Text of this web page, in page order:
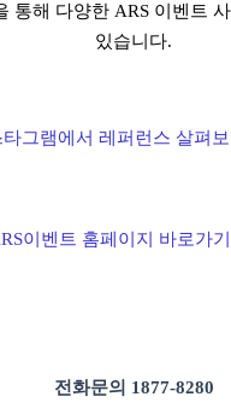
통해 다양한 ARS 이벤트
있습니다.
그램에서 레퍼런스 살펴
이벤트 홈페이지 바로가
전화문의 1877-8280